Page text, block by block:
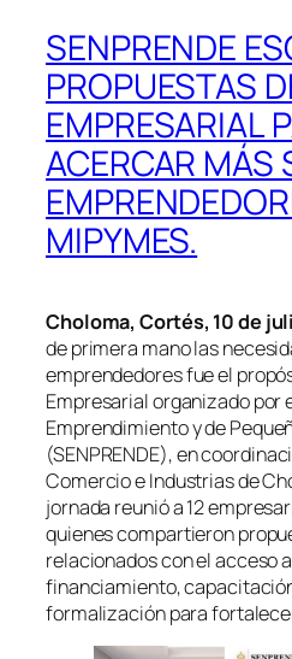
SENPRENDE
PROPUESTAS
EMPRESARIAL
ACERCAR MÁS
MIPYMES.
Choloma, Cortés, 10 de
de primera mano las
emprendedores fue el
Empresarial organizado por
Emprendimiento y de
(SENPRENDE), en
Comercio e Industrias de
jornada reunió a 12
quienes compartieron
relacionados con el acceso
financiamiento,
formalización para